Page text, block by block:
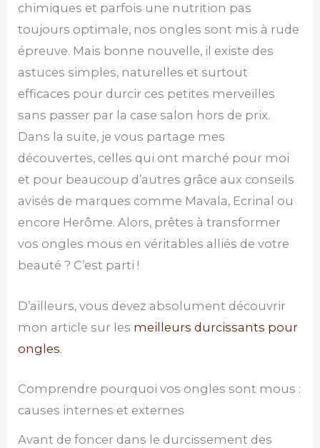
chimiques et parfois une nutrition pas
toujours optimale, nos ongles sont mis à rude
épreuve. Mais bonne nouvelle, il existe des
astuces simples, naturelles et surtout
efficaces pour durcir ces petites merveilles
sans passer par la case salon hors de prix.
Dans la suite, je vous partage mes
découvertes, celles qui ont marché pour moi
et pour beaucoup d’autres grâce aux conseils
avisés de marques comme Mavala, Ecrinal ou
encore Herôme. Alors, prêtes à transformer
vos ongles mous en véritables alliés de votre
beauté ? C’est parti !
D’ailleurs, vous devez absolument découvrir
mon article sur les meilleurs durcissants pour
ongles.
Comprendre pourquoi vos ongles sont mous :
causes internes et externes
Avant de foncer dans le durcissement des